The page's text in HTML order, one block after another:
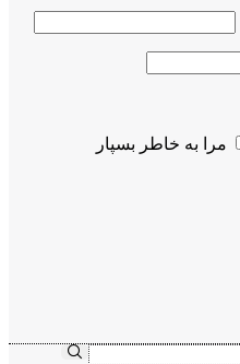
مرا به خاطر بسپار